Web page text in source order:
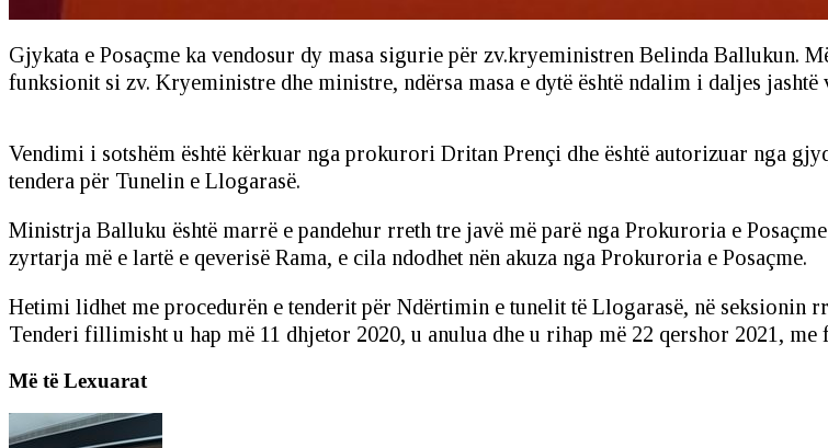
Gjykata e Posaçme ka vendosur dy masa sigurie për zv.kryeministren Belinda Ballukun.
funksionit si zv. Kryeministre dhe ministre, ndërsa masa e dytë është ndalim i daljes jashtë
Vendimi i sotshëm është kërkuar nga prokurori Dritan Prençi dhe është autorizuar nga
tendera për Tunelin e Llogarasë.
Ministrja Balluku është marrë e pandehur rreth tre javë më parë nga Prokuroria e
zyrtarja më e lartë e qeverisë Rama, e cila ndodhet nën akuza nga Prokuroria e Posaçme.
Hetimi lidhet me procedurën e tenderit për Ndërtimin e tunelit të Llogarasë, në seksionin
Tenderi fillimisht u hap më 11 dhjetor 2020, u anulua dhe u rihap më 22 qershor 2021,
Më të Lexuarat